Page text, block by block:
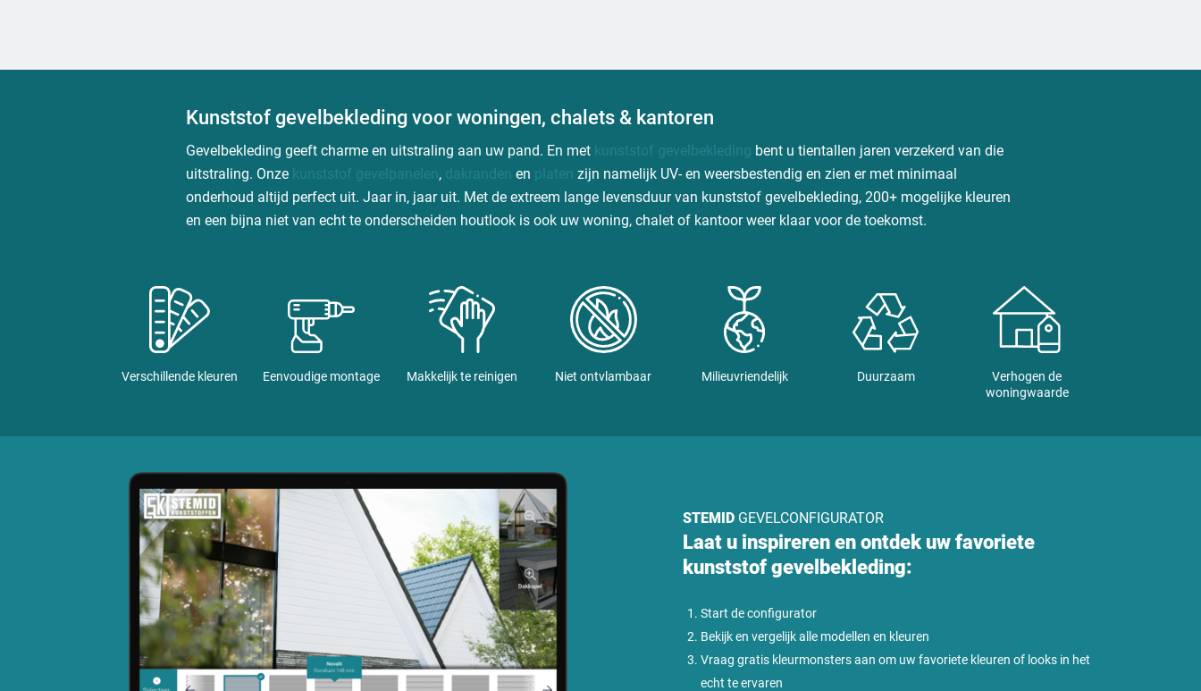
Kunststof gevelbekleding voor woningen, chalets & kantoren
Gevelbekleding geeft charme en uitstraling aan uw pand. En met kunststof gevelbekleding bent u tientallen jaren verzekerd van die
uitstraling. Onze kunststof gevelpanelen, dakranden en platen zijn namelijk UV- en weersbestendig en zien er met minimaal
onderhoud altijd perfect uit. Jaar in, jaar uit. Met de extreem lange levensduur van kunststof gevelbekleding, 200+ mogelijke kleuren
en een bijna niet van echt te onderscheiden houtlook is ook uw woning, chalet of kantoor weer klaar voor de toekomst.
Verschillende kleuren Eenvoudige montage Makkelijk te reinigen Niet ontvlambaar Milieuvriendelijk Duurzaam
Verhogen de
woningwaarde
STEMID GEVELCONFIGURATOR
Laat u inspireren en ontdek uw favoriete
kunststof gevelbekleding:
Start de configurator
Bekijk en vergelijk alle modellen en kleuren
Vraag gratis kleurmonsters aan om uw favoriete kleuren of looks in het
echt te ervaren